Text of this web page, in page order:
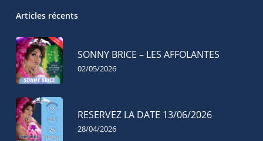
Articles récents
SONNY BRICE – LES AFFOLANTES
02/05/2026
RESERVEZ LA DATE 13/06/2026
28/04/2026